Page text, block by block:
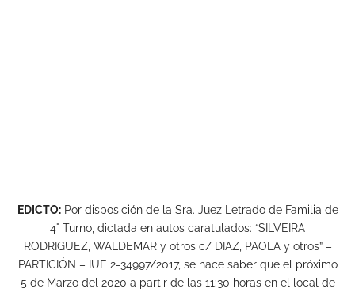
EDICTO:Por disposición de la Sra. Juez Letrado de Familia de
4° Turno, dictada en autos caratulados: “SILVEIRA
RODRIGUEZ, WALDEMAR y otros c/ DIAZ, PAOLA y otros” –
PARTICIÓN – IUE 2-34997/2017, se hace saber que el próximo
5 de Marzo del 2020 a partir de las 11:30 horas en el local de